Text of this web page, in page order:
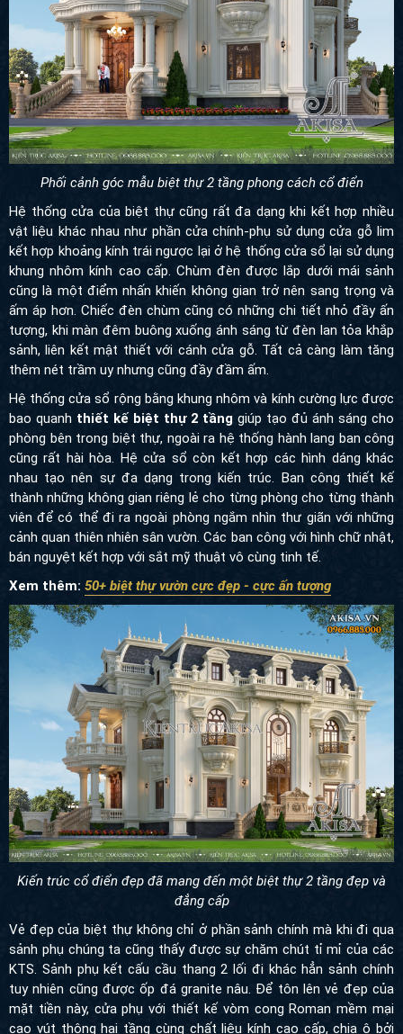
Phối cảnh góc mẫu biệt thự 2 tầng phong cách cổ điển
Hệ thống cửa của biệt thự cũng rất đa dạng khi kết hợp nhiều
vật liệu khác nhau như phần cửa chính-phụ sử dụng cửa gỗ lim
kết hợp khoảng kính trái ngược lại ở hệ thống cửa sổ lại sử dụng
khung nhôm kính cao cấp. Chùm đèn được lắp dưới mái sảnh
cũng là một điểm nhấn khiến không gian trở nên sang trọng và
ấm áp hơn. Chiếc đèn chùm cũng có những chi tiết nhỏ đầy ấn
tượng, khi màn đêm buông xuống ánh sáng từ đèn lan tỏa khắp
sảnh, liên kết mật thiết với cánh cửa gỗ. Tất cả càng làm tăng
thêm nét trầm uy nhưng cũng đầy đầm ấm.
Hệ thống cửa sổ rộng bằng khung nhôm và kính cường lực được
bao quanh thiết kế biệt thự 2 tầng giúp tạo đủ ánh sáng cho
phòng bên trong biệt thự, ngoài ra hệ thống hành lang ban công
cũng rất hài hòa. Hệ cửa sổ còn kết hợp các hình dáng khác
nhau tạo nên sự đa dạng trong kiến trúc. Ban công thiết kế
thành những không gian riêng lẻ cho từng phòng cho từng thành
viên để có thể đi ra ngoài phòng ngắm nhìn thư giãn với những
cảnh quan thiên nhiên sân vườn. Các ban công với hình chữ nhật,
bán nguyệt kết hợp với sắt mỹ thuật vô cùng tinh tế.
Xem thêm: 50+ biệt thự vườn cực đẹp - cực ấn tượng
Kiến trúc cổ điển đẹp đã mang đến một biệt thự 2 tầng đẹp và
đẳng cấp
Vẻ đẹp của biệt thự không chỉ ở phần sảnh chính mà khi đi qua
sảnh phụ chúng ta cũng thấy được sự chăm chút tỉ mỉ của các
KTS. Sảnh phụ kết cấu cầu thang 2 lối đi khác hẳn sảnh chính
tuy nhiên cũng được ốp đá granite nâu. Để tôn lên vẻ đẹp của
mặt tiền này, cửa phụ với thiết kế vòm cong Roman mềm mại
cao vút thông hai tầng cùng chất liệu kính cao cấp, chia ô bởi